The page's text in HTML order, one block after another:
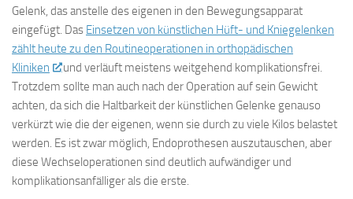
Gelenk, das anstelle des eigenen in den Bewegungsapparat
eingefügt. Das Einsetzen von künstlichen Hüft- und Kniegelenken
zählt heute zu den Routineoperationen in orthopädischen
Kliniken
und verläuft meistens weitgehend komplikationsfrei.
Trotzdem sollte man auch nach der Operation auf sein Gewicht
achten, da sich die Haltbarkeit der künstlichen Gelenke genauso
verkürzt wie die der eigenen, wenn sie durch zu viele Kilos belastet
werden. Es ist zwar möglich, Endoprothesen auszutauschen, aber
diese Wechseloperationen sind deutlich aufwändiger und
komplikationsanfälliger als die erste.